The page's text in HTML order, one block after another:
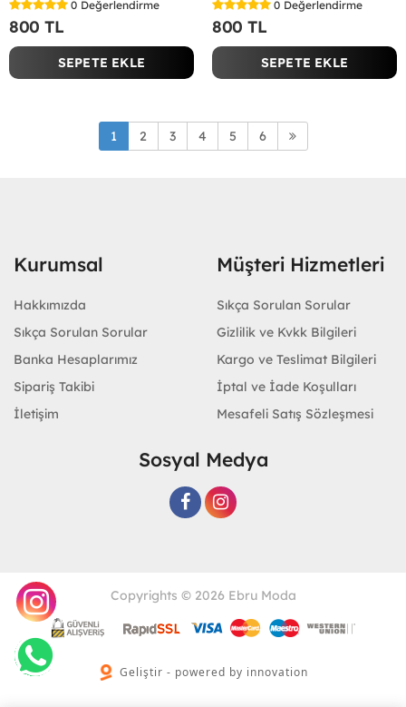
0 Değerlendirme
800 TL
SEPETE EKLE
0 Değerlendirme
800 TL
SEPETE EKLE
1 2 3 4 5 6
Kurumsal
Hakkımızda
Sıkça Sorulan Sorular
Banka Hesaplarımız
Sipariş Takibi
İletişim
Müşteri Hizmetleri
Sıkça Sorulan Sorular
Gizlilik ve Kvkk Bilgileri
Kargo ve Teslimat Bilgileri
İptal ve İade Koşulları
Mesafeli Satış Sözleşmesi
Sosyal Medya
Copyrights © 2026 Ebru Moda
Geliştir - powered by innovation